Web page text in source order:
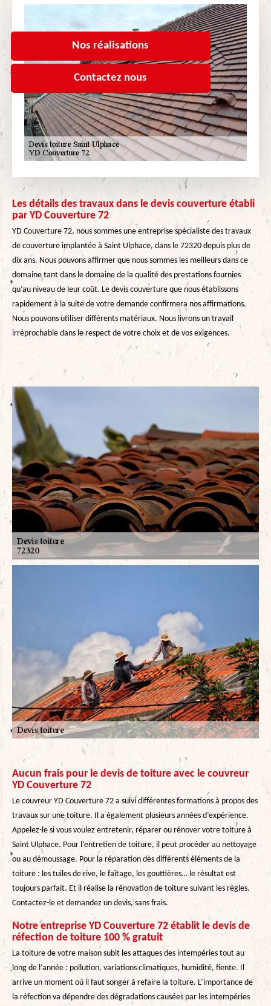
Nos réalisations
Contactez nous
Les détails des travaux dans le devis couverture établi
par YD Couverture 72
YD Couverture 72, nous sommes une entreprise spécialiste des travaux
de couverture implantée à Saint Ulphace, dans le 72320 depuis plus de
dix ans. Nous pouvons affirmer que nous sommes les meilleurs dans ce
domaine tant dans le domaine de la qualité des prestations fournies
qu’au niveau de leur coût. Le devis couverture que nous établissons
rapidement à la suite de votre demande confirmera nos affirmations.
Nous pouvons utiliser différents matériaux. Nous livrons un travail
irréprochable dans le respect de votre choix et de vos exigences.
Aucun frais pour le devis de toiture avec le couvreur
YD Couverture 72
Le couvreur YD Couverture 72 a suivi différentes formations à propos des
travaux sur une toiture. Il a également plusieurs années d’expérience.
Appelez-le si vous voulez entretenir, réparer ou rénover votre toiture à
Saint Ulphace. Pour l’entretien de toiture, il peut procéder au nettoyage
ou au démoussage. Pour la réparation des différents éléments de la
toiture : les tuiles de rive, le faîtage, les gouttières… le résultat est
toujours parfait. Et il réalise la rénovation de toiture suivant les règles.
Contactez-le et demandez un devis, sans frais.
Notre entreprise YD Couverture 72 établit le devis de
réfection de toiture 100 % gratuit
La toiture de votre maison subit les attaques des intempéries tout au
long de l’année : pollution, variations climatiques, humidité, fiente. Il
arrive un moment où il faut songer à refaire la toiture. L’importance de
la réfection va dépendre des dégradations causées par les intempéries